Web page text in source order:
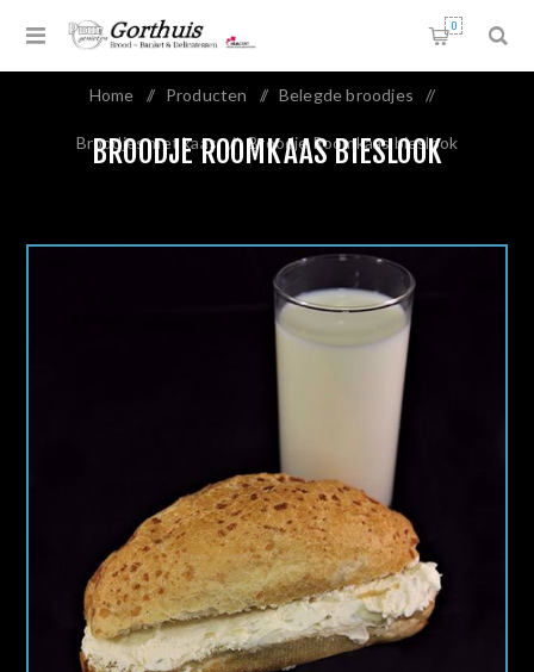
0
Home / Producten / Belegde broodjes /
Broodjes met kaas / Broodje Roomkaas bieslook
BROODJE ROOMKAAS BIESLOOK